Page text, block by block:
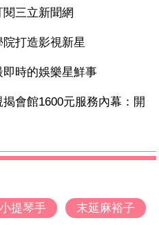
三立新聞網
打造影視新星
時的娛樂星鮮事
揭會館1600元服務內幕：開
小提琴手 末延麻裕子